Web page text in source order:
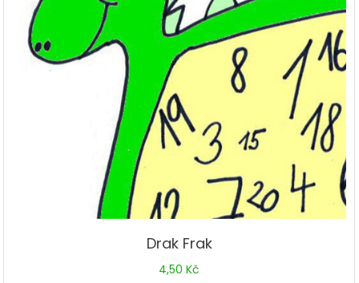
Drak Frak
4,50Kč